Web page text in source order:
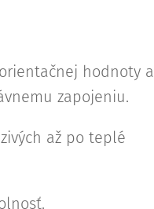
hodnoty a
zapojeniu.
až po teplé